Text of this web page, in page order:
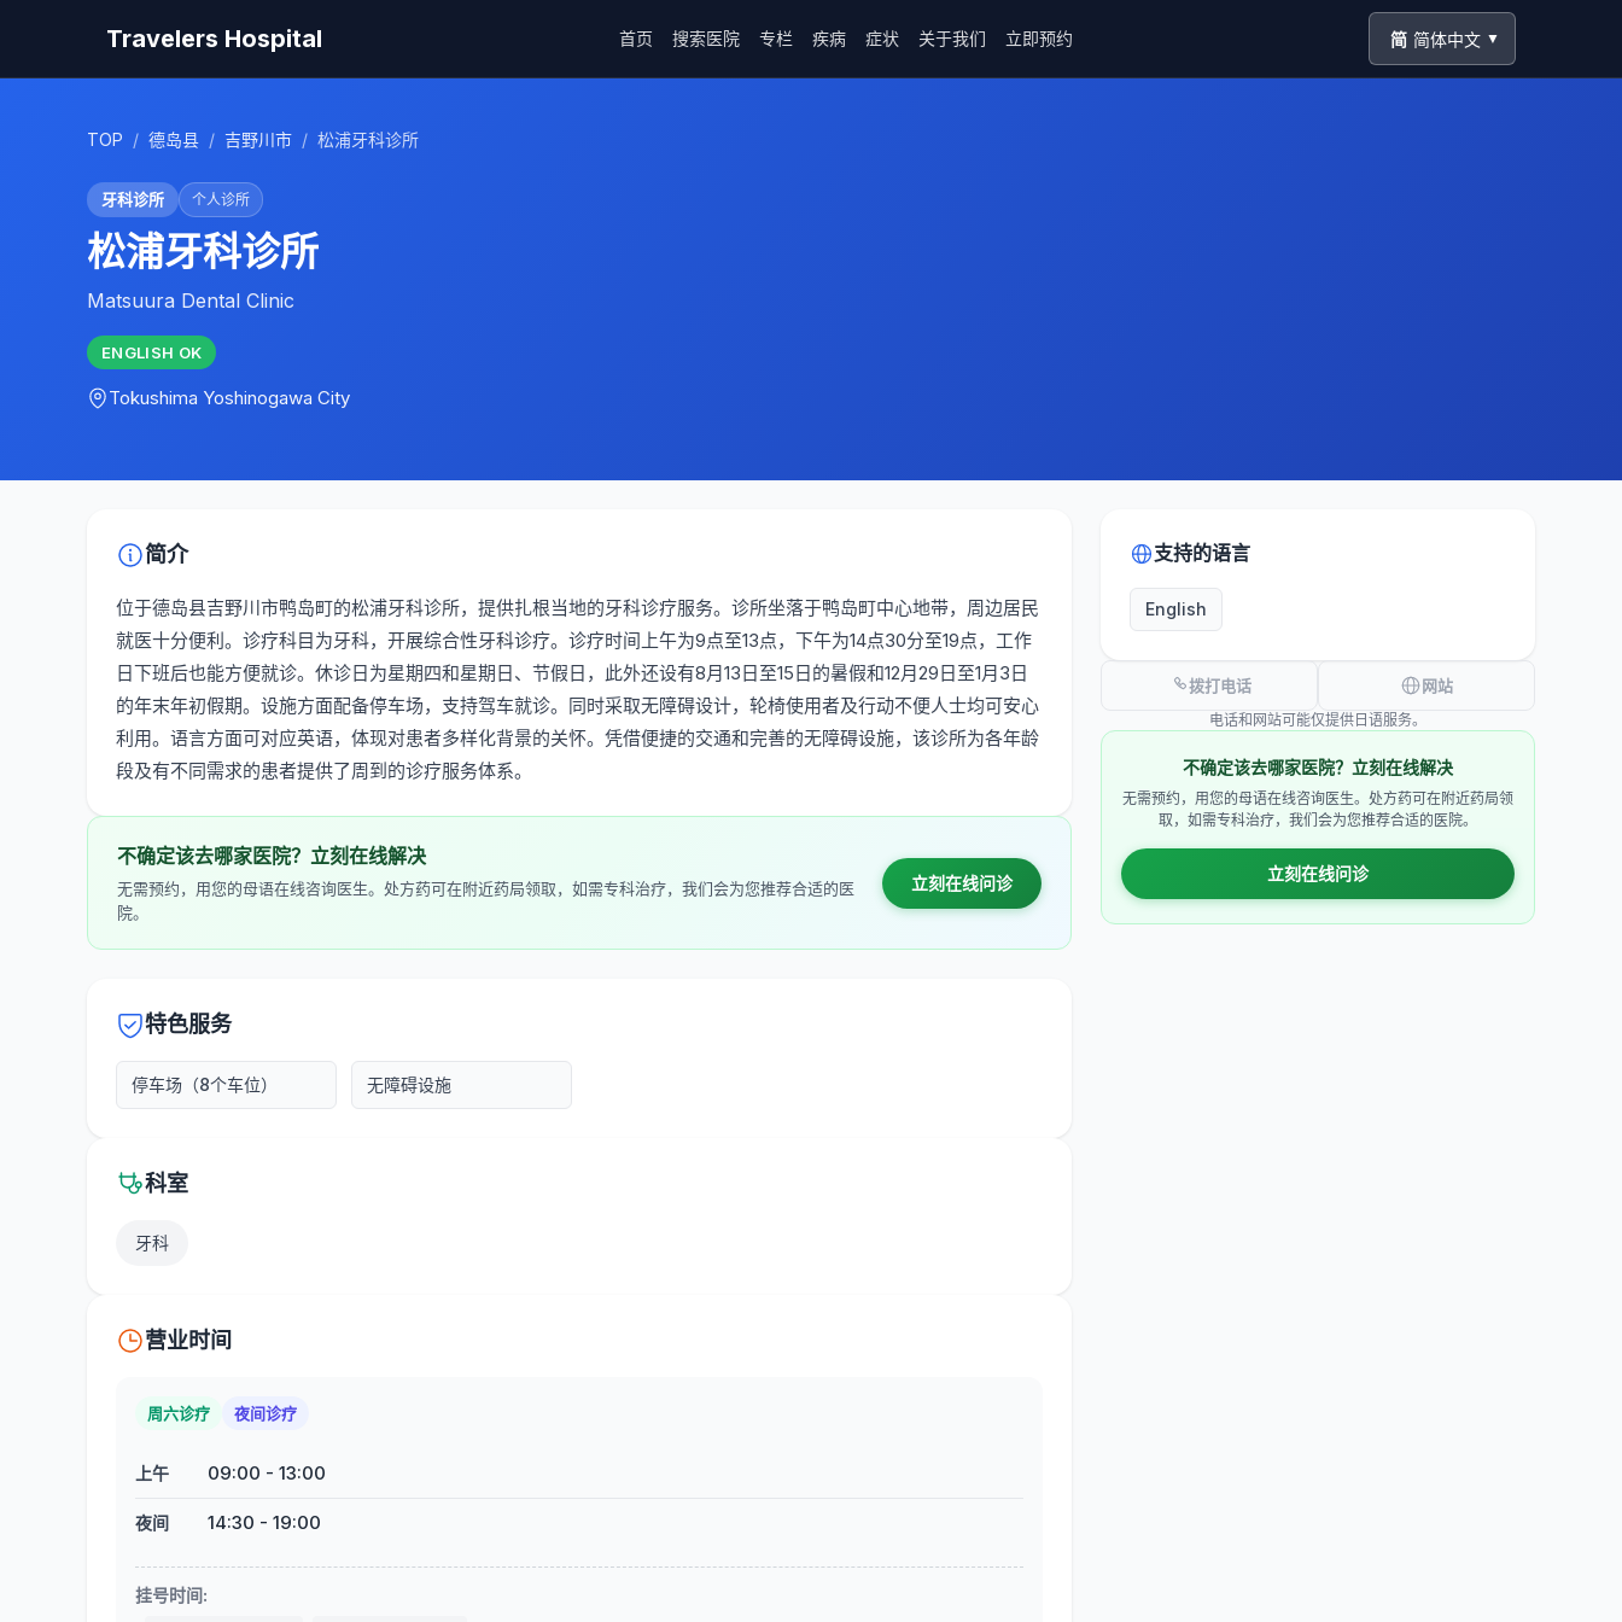
Travelers Hospital 首页 搜索医院 专栏 疾病 症状 关于我们 立即预约 简 简体中文 ▼
TOP / 德岛县 / 吉野川市 / 松浦牙科诊所
牙科诊所 个人诊所
松浦牙科诊所
Matsuura Dental Clinic
ENGLISH OK
Tokushima Yoshinogawa City
简介
位于德岛县吉野川市鸭岛町的松浦牙科诊所，提供扎根当地的牙科诊疗服务。诊所坐落于鸭岛町中心地带，周边居民
就医十分便利。诊疗科目为牙科，开展综合性牙科诊疗。诊疗时间上午为9点至13点，下午为14点30分至19点，工作
日下班后也能方便就诊。休诊日为星期四和星期日、节假日，此外还设有8月13日至15日的暑假和12月29日至1月3日
的年末年初假期。设施方面配备停车场，支持驾车就诊。同时采取无障碍设计，轮椅使用者及行动不便人士均可安心
利用。语言方面可对应英语，体现对患者多样化背景的关怀。凭借便捷的交通和完善的无障碍设施，该诊所为各年龄
段及有不同需求的患者提供了周到的诊疗服务体系。
不确定该去哪家医院？立刻在线解决
无需预约，用您的母语在线咨询医生。处方药可在附近药局领取，如需专科治疗，我们会为您推荐合适的医
院。
立刻在线问诊
特色服务
停车场（8个车位） 无障碍设施
科室
牙科
营业时间
周六诊疗 夜间诊疗
上午 09:00 - 13:00
夜间 14:30 - 19:00
挂号时间:
支持的语言
English
拨打电话 网站
电话和网站可能仅提供日语服务。
不确定该去哪家医院？立刻在线解决
无需预约，用您的母语在线咨询医生。处方药可在附近药局领
取，如需专科治疗，我们会为您推荐合适的医院。
立刻在线问诊